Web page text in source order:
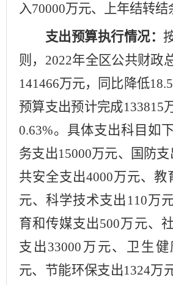
入70000万元、上年结转结
支出预算执行情况：
则， 2022年全区公共财政
141466万元，同比 降低
预算支出预计完成133815
0.63%。具体支出科目如
务支出15000万元、国防支
共安全支出4000万元、教
元、科学技术支出 110万
育和传媒支出500万元、
支出 33000 万元、卫生
元、节能环保支出1324万